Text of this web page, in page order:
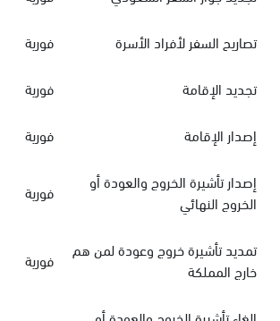
تصاريح السفر لأفراد الأسرة
فورية
تجديد الإقامة
فورية
إصدار الإقامة
فورية
إصدار تأشيرة الخروج والعودة أو
الخروج النهائي
فورية
تمديد تأشيرة خروج وعودة لمن هم
خارج المملكة
فورية